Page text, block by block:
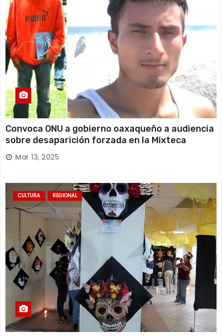
Convoca ONU a gobierno oaxaqueño a audiencia
sobre desaparición forzada en la Mixteca
Mar 13, 2025
CULTURA REGIONAL